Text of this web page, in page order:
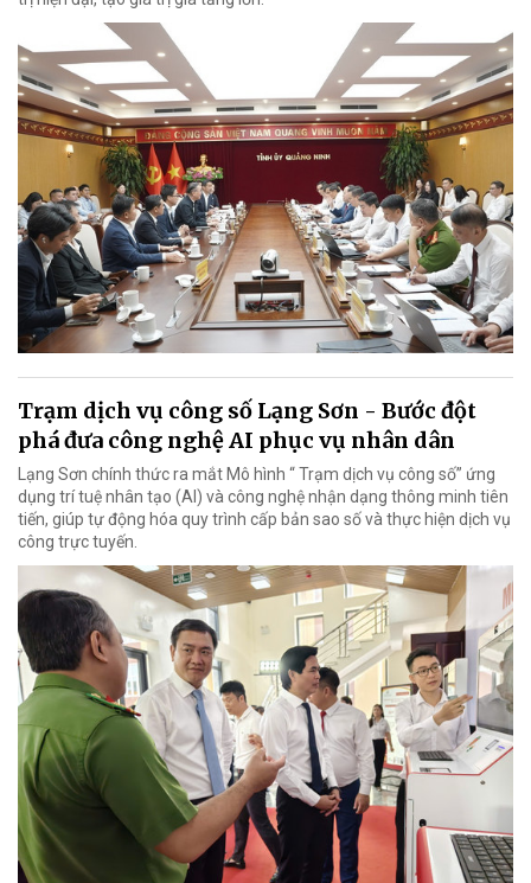
Trạm dịch vụ công số Lạng Sơn - Bước đột
phá đưa công nghệ AI phục vụ nhân dân
Lạng Sơn chính thức ra mắt Mô hình “ Trạm dịch vụ công số” ứng
dụng trí tuệ nhân tạo (AI) và công nghệ nhận dạng thông minh tiên
tiến, giúp tự động hóa quy trình cấp bản sao số và thực hiện dịch vụ
công trực tuyến.